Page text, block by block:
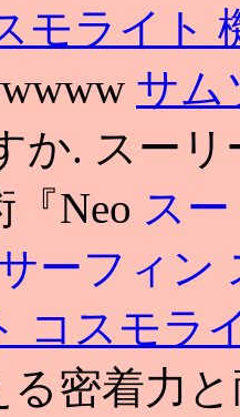
モライト
サム
か. スー
Neo ス
ーフィン
コスモラ
る密着力